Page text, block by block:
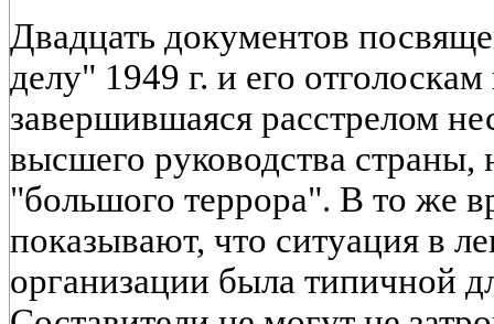
Двадцать документов
делу" 1949 г. и его
завершившаяся расстрелом
высшего руководства страны,
"большого террора". В то же
показывают, что ситуация в
организации была типичной